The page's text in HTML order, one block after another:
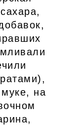
на